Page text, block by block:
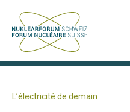
L’électricité de demain